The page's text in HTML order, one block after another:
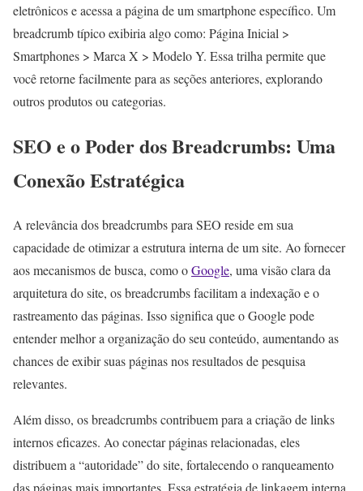
eletrônicos e acessa a página de um smartphone específico. Um
breadcrumb típico exibiria algo como: Página Inicial >
Smartphones > Marca X > Modelo Y. Essa trilha permite que
você retorne facilmente para as seções anteriores, explorando
outros produtos ou categorias.
SEO e o Poder dos Breadcrumbs: Uma
Conexão Estratégica
A relevância dos breadcrumbs para SEO reside em sua
capacidade de otimizar a estrutura interna de um site. Ao fornecer
aos mecanismos de busca, como oGoogle, uma visão clara da
arquitetura do site, os breadcrumbs facilitam a indexação e o
rastreamento das páginas. Isso significa que o Google pode
entender melhor a organização do seu conteúdo, aumentando as
chances de exibir suas páginas nos resultados de pesquisa
relevantes.
Além disso, os breadcrumbs contribuem para a criação de links
internos eficazes. Ao conectar páginas relacionadas, eles
distribuem a “autoridade” do site, fortalecendo o ranqueamento
das páginas mais importantes. Essa estratégia de linkagem interna